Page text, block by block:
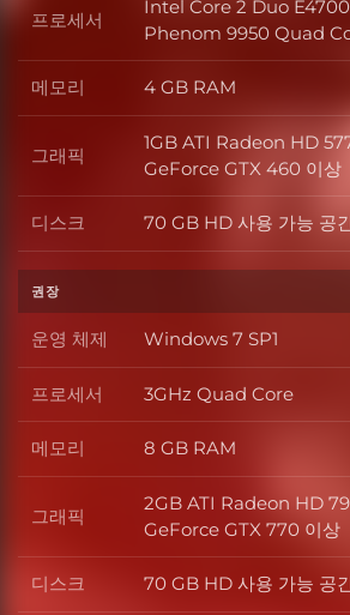
프로세서 프로세서
Intel Core 2 Duo
Phenom 9950 Quad
메모리 메모리
4 GB RAM
그래픽 그래픽
1GB ATI Radeon HD
GeForce GTX 460 이상
디스크 디스크
70 GB HD 사용 가능 공
권장
운영 체제 운영 체제
Windows 7 SP1
프로세서 프로세서
3GHz Quad Core
메모리 메모리
8 GB RAM
그래픽 그래픽
2GB ATI Radeon HD
GeForce GTX 770 이상
디스크 디스크
70 GB HD 사용 가능 공